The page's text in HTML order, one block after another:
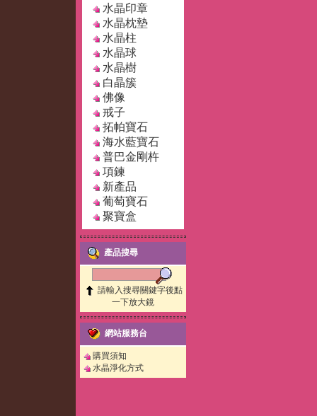
水晶印章
水晶枕墊
水晶柱
水晶球
水晶樹
白晶簇
佛像
戒子
拓帕寶石
海水藍寶石
普巴金剛杵
項鍊
新產品
葡萄寶石
聚寶盒
產品搜尋
請輸入搜尋關鍵字後點
一下放大鏡
網站服務台
購買須知
水晶淨化方式